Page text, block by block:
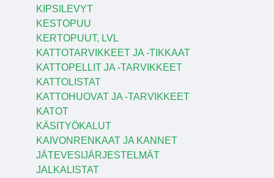
KIPSILEVYT
KESTOPUU
KERTOPUUT, LVL
KATTOTARVIKKEET JA -TIKKAAT
KATTOPELLIT JA -TARVIKKEET
KATTOLISTAT
KATTOHUOVAT JA -TARVIKKEET
KATOT
KÄSITYÖKALUT
KAIVONRENKAAT JA KANNET
JÄTEVESIJÄRJESTELMÄT
JALKALISTAT